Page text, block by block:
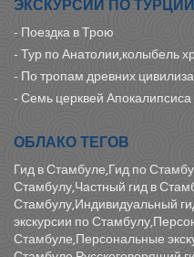
ЭКСКУРСИИ ПО ТУРЦИИ
- Поездка в Трою
-Тур по Анатолии,колыбель
- По тропам древних
-Семь церквей Апокалипсиса
ОБЛАКО ТЕГОВ
Гид в Стамбуле,Гид по
Стамбулу,Частный гид в
Стамбулу,Индивидуальный
экскурсии по
Стамбуле,Персональные